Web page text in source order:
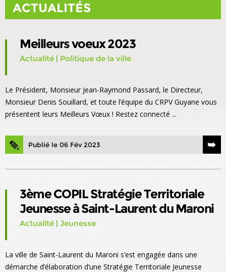
ACTUALITÉS
Meilleurs voeux 2023
Actualité | Politique de la ville
Le Président, Monsieur Jean-Raymond Passard, le Directeur,
Monsieur Denis Souillard, et toute l’équipe du CRPV Guyane vous
présentent leurs Meilleurs Vœux ! Restez connecté ...
Publié le 06 Fév 2023
3ème COPIL Stratégie Territoriale
Jeunesse à Saint-Laurent du Maroni
Actualité | Jeunesse
La ville de Saint-Laurent du Maroni s’est engagée dans une
démarche d’élaboration d’une Stratégie Territoriale Jeunesse